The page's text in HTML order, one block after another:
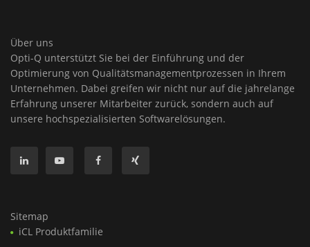
Über uns
Opti-Q unterstützt Sie bei der Einführung und der
Optimierung von Qualitätsmanagementprozessen in Ihrem
Unternehmen. Dabei greifen wir nicht nur auf die jahrelange
Erfahrung unserer Mitarbeiter zurück, sondern auch auf
unsere hochspezialisierten Softwarelösungen.
Sitemap
iCL Produktfamilie